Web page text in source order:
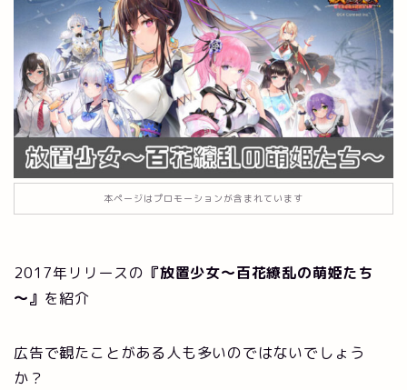
本ページはプロモーションが含まれています
2017年リリースの 『放置少女～百花繚乱の萌姫たち
～』 を紹介
広告で観たことがある人も多いのではないでしょう
か？